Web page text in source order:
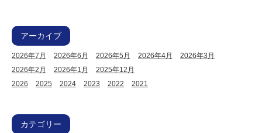
アーカイブ
2026年7月 2026年6月 2026年5月 2026年4月
2026年3月
2026年2月
2026年1月
2025年12月
2026
2025 2024 2023 2022 2021
カテゴリー